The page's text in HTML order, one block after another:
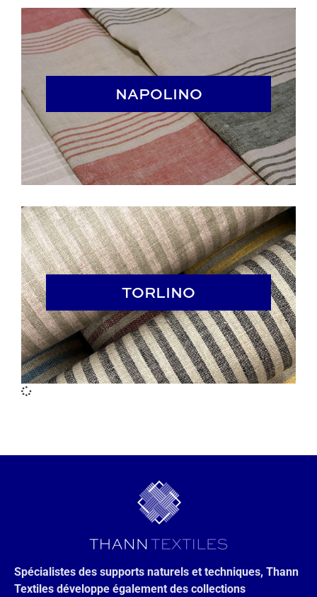
NAPOLINO
NAPOLINO
TORLINO
TORLINO
Spécialistes des supports naturels et techniques, Thann
Textiles développe également des collections